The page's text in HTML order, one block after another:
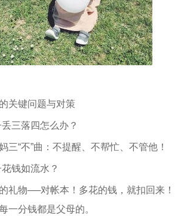
键问题与对策
落四怎么办？
不”曲：不提醒、不帮忙、不管他！
钱如流水？
物──对帐本！多花的钱，就扣回来！
一分钱都是父母的。